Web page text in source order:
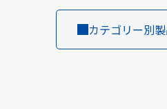
カテゴリー別